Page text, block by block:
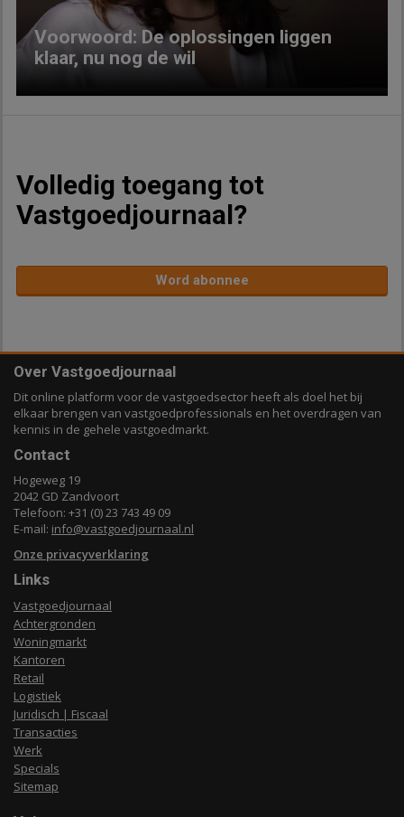
Voorwoord: De oplossingen liggen
klaar, nu nog de wil
Volledig toegang tot
Vastgoedjournaal?
Word abonnee
Over Vastgoedjournaal
Dit online platform voor de vastgoedsector heeft als doel het bij
elkaar brengen van vastgoedprofessionals en het overdragen van
kennis in de gehele vastgoedmarkt.
Contact
Hogeweg 19
2042 GD Zandvoort
Telefoon: +31 (0) 23 743 49 09
E-mail: info@vastgoedjournaal.nl
Onze privacyverklaring
Links
Vastgoedjournaal
Achtergronden
Woningmarkt
Kantoren
Retail
Logistiek
Juridisch | Fiscaal
Transacties
Werk
Specials
Sitemap